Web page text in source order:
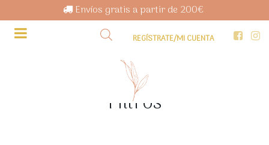
Envíos gratis a partir de 200€
REGÍSTRATE/MI CUENTA
Filtros